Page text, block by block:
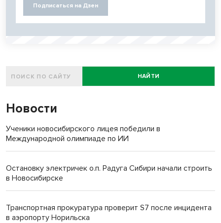
Подписаться на Дзен
НАЙТИ
Новости
Ученики новосибирского лицея победили в
Международной олимпиаде по ИИ
Остановку электричек о.п. Радуга Сибири начали строить
в Новосибирске
Транспортная прокуратура проверит S7 после инцидента
в аэропорту Норильска